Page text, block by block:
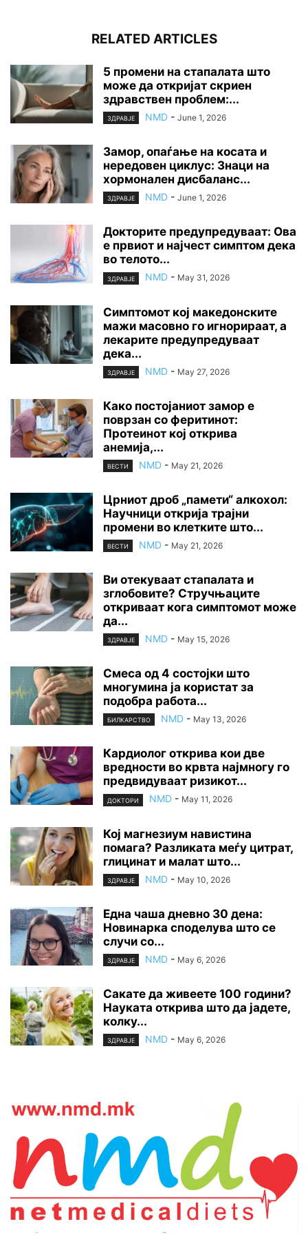
RELATED ARTICLES
5 промени на стапалата што
може да откријат скриен
здравствен проблем:...
ЗДРАВЈЕ NMD - June 1, 2026
Замор, опаѓање на косата и
нередовен циклус: Знаци на
хормонален дисбаланс...
ЗДРАВЈЕ NMD - June 1, 2026
Докторите предупредуваат: Ова
е првиот и најчест симптом дека
во телото...
ЗДРАВЈЕ NMD - May 31, 2026
Симптомот кој македонските
мажи масовно го игнорираат, а
лекарите предупредуваат
дека...
ЗДРАВЈЕ NMD - May 27, 2026
Како постојаниот замор е
поврзан со феритинот:
Протеинот кој открива
анемија,...
ВЕСТИ NMD - May 21, 2026
Црниот дроб „памети“ алкохол:
Научници открија трајни
промени во клетките што...
ВЕСТИ NMD - May 21, 2026
Ви отекуваат стапалата и
зглобовите? Стручњаците
откриваат кога симптомот може
да...
ЗДРАВЈЕ NMD - May 15, 2026
Смеса од 4 состојки што
многумина ја користат за
подобра работа...
БИЛКАРСТВО NMD - May 13, 2026
Кардиолог открива кои две
вредности во крвта најмногу го
предвидуваат ризикот...
ДОКТОРИ NMD - May 11, 2026
Кој магнезиум навистина
помага? Разликата меѓу цитрат,
глицинат и малат што...
ЗДРАВЈЕ NMD - May 10, 2026
Една чаша дневно 30 дена:
Новинарка споделува што се
случи со...
ЗДРАВЈЕ NMD - May 6, 2026
Сакате да живеете 100 години?
Науката открива што да јадете,
колку...
ЗДРАВЈЕ NMD - May 6, 2026